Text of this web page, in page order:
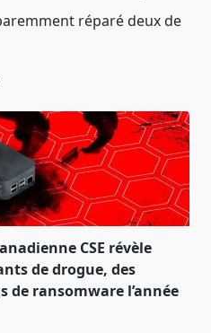
réparé deux de
CSE révèle
de drogue, des
de ransomware l’année